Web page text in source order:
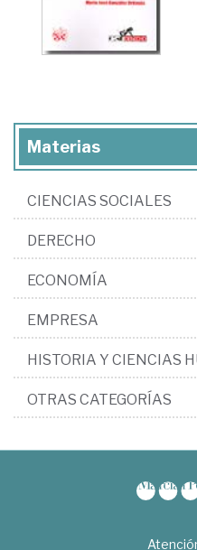
Materias
CIENCIAS SOCIALES
DERECHO
ECONOMÍA
EMPRESA
HISTORIA Y CIENCIAS
OTRAS CATEGORÍAS